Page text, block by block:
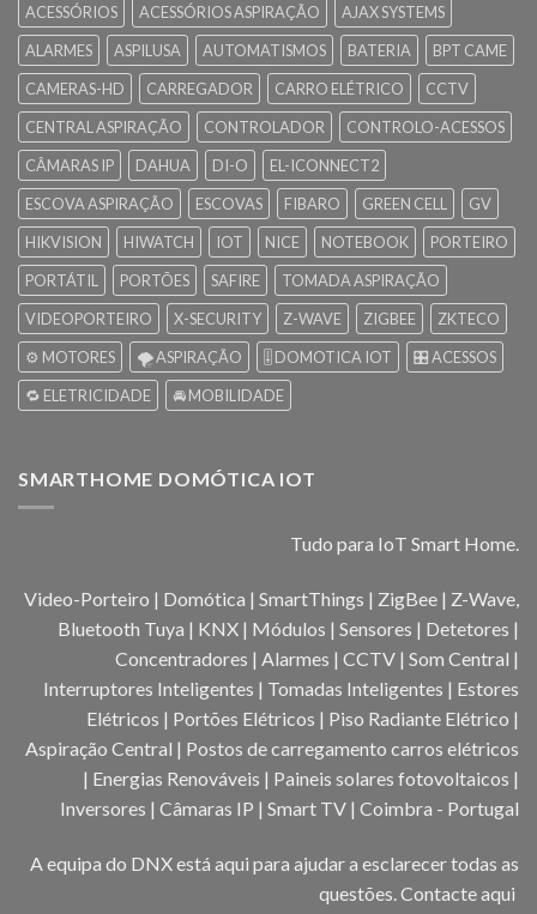
ACESSÓRIOS ACESSÓRIOS ASPIRAÇÃO
AJAX SYSTEMS
ALARMES
ASPILUSA AUTOMATISMOS BATERIA
BPT CAME
CAMERAS-HD
CARREGADOR CARRO ELÉTRICO
CCTV
CENTRAL ASPIRAÇÃO
CONTROLADOR
CONTROLO-ACESSOS
CÂMARAS IP
DAHUA DI-O
EL-ICONNECT2
ESCOVA ASPIRAÇÃO
ESCOVAS FIBARO GREEN CELL
GV
HIKVISION
HIWATCH IOT NICE NOTEBOOK
PORTEIRO
PORTÁTIL
PORTÕES SAFIRE
TOMADA ASPIRAÇÃO
VIDEOPORTEIRO
X-SECURITY Z-WAVE ZIGBEE
ZKTECO
⚙️ MOTORES
🌪️ ASPIRAÇÃO 🎚️ DOMOTICA IOT
🎛️ ACESSOS
🔁 ELETRICIDADE
🚘 MOBILIDADE
SMARTHOME DOMÓTICA IOT
Tudo para IoT Smart Home.
Video-Porteiro | Domótica | SmartThings | ZigBee | Z-Wave,
Bluetooth Tuya | KNX | Módulos | Sensores | Detetores |
Concentradores | Alarmes | CCTV | Som Central |
Interruptores Inteligentes | Tomadas Inteligentes | Estores
Elétricos | Portões Elétricos | Piso Radiante Elétrico |
Aspiração Central | Postos de carregamento carros elétricos
| Energias Renováveis | Paineis solares fotovoltaicos |
Inversores | Câmaras IP | Smart TV | Coimbra - Portugal
A equipa do DNX está aqui para ajudar a esclarecer todas as
questões. Contacte aqui